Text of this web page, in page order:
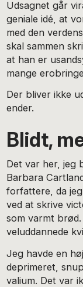
Udsagnet går
geniale idé, at
med den
skal sammen
at han er
mange
Der bliver ikke
ender.
Blidt,
Det var her, jeg
Barbara
forfattere, da
ved at skrive
som varmt
veluddannede
Jeg havde en
deprimeret,
valium. Det var